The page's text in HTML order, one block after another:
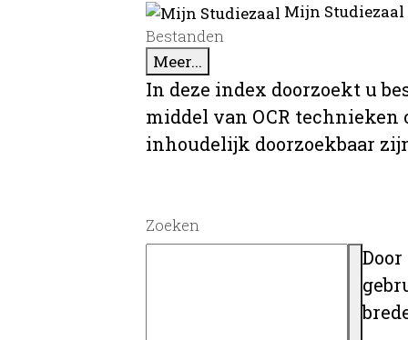
Mijn
Bestanden
Meer...
In deze index doorzoekt u
middel van OCR
inhoudelijk doorzoekbaar
Zoeken